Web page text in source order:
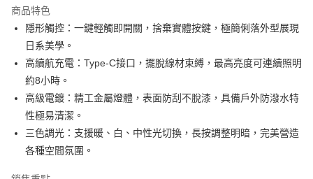
合作金庫商業銀行
華南商業銀行
彰化商業銀行
上海商業儲蓄銀行
國泰世華商業銀行
兆豐國際商業銀行
臺灣中小企業銀行
匯豐（台灣）商業銀行
華泰商業銀行
聯邦商業銀行
遠東國際商業銀行
元大商業銀行
玉山商業銀行
星展（台灣）商業銀行
台新國際商業銀行
6 期 0 利率 每期
華南商業銀行
上海商業儲蓄銀行
台北富邦商業銀行
國泰世華商業銀行
臺灣中小企業銀行
台中商業銀行
匯豐（台灣）商業銀行
聯邦商業銀行
遠東國際商業銀行
元大商業銀行
永豐商業銀行
玉山商業銀行
超商取貨付款
LINE Pay
Apple Pay
街口支付
悠遊付
商品特色
隱形觸控：一鍵輕觸即開關，捨棄實體按鍵，極簡俐落外型展現
日系美學。
高續航充電：Type-C接口，擺脫線材束縛，最高亮度可連續照明
約8小時。
高級電鍍：精工金屬燈體，表面防刮不脫漆，具備戶外防潑水特
性極易清潔。
三色調光：支援暖、白、中性光切換，長按調整明暗，完美營造
各種空間氛圍。